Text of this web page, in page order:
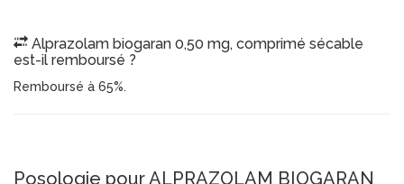
Alprazolam biogaran 0,50 mg, comprimé sécable
est-il remboursé ?
Remboursé à 65%.
Posologie pour ALPRAZOLAM BIOGARAN